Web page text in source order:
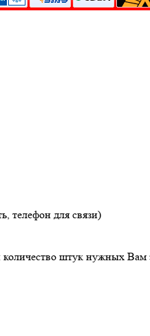
телефон для связи)
штук нужных Вам